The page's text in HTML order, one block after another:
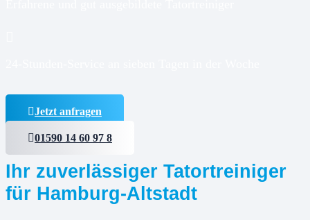
Jetzt anfragen
01590 14 60 97 8
Ihr zuverlässiger Tatortreiniger
für Hamburg-Altstadt